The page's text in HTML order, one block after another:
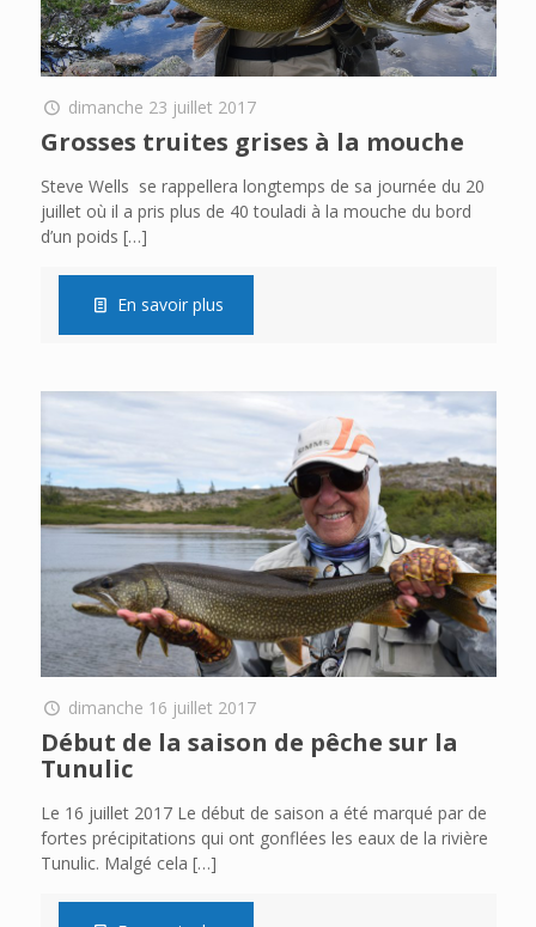
dimanche 23 juillet 2017
Grosses truites grises à la mouche
Steve Wells se rappellera longtemps de sa journée du 20
juillet où il a pris plus de 40 touladi à la mouche du bord
d’un poids […]
En savoir plus
dimanche 16 juillet 2017
Début de la saison de pêche sur la
Tunulic
Le 16 juillet 2017 Le début de saison a été marqué par de
fortes précipitations qui ont gonflées les eaux de la rivière
Tunulic. Malgé cela […]